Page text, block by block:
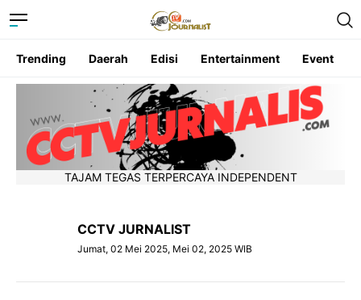
Trending Daerah Edisi Entertainment Event
TAJAM TEGAS TERPERCAYA INDEPENDENT
CCTV JURNALIST
Jumat, 02 Mei 2025, Mei 02, 2025 WIB